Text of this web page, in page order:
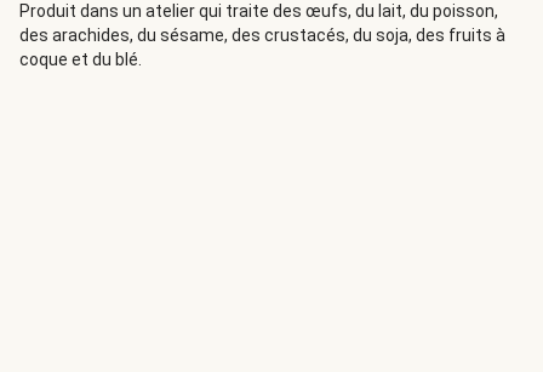
de mozzarella, le tout couronné d’un œuf parfaitement
cuit. Chaque bouchée vous transporte dans un voyage
gustatif original, avec des textures variées. Essayez cette
Produit dans un atelier qui traite des œufs, du lait, du poisson,
des arachides, du sésame, des crustacés, du soja, des fruits à
coque et du blé.